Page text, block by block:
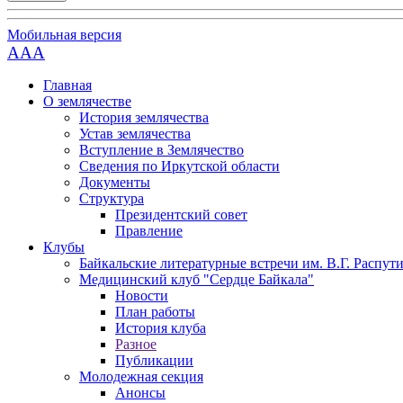
Мобильная версия
AAA
Главная
О землячестве
История землячества
Устав землячества
Вступление в Землячество
Сведения по Иркутской области
Документы
Структура
Президентский совет
Правление
Клубы
Байкальские литературные встречи им. В.Г.
Медицинский клуб "Сердце Байкала"
Новости
План работы
История клуба
Разное
Публикации
Молодежная секция
Анонсы